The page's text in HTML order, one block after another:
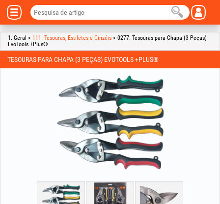
1. Geral > 111. Tesouras, Estiletes e Cinzéis > 0277. Tesouras para Chapa (3 Peças)
EvoTools +Plus®
TESOURAS PARA CHAPA (3 PEÇAS) EVOTOOLS +PLUS®